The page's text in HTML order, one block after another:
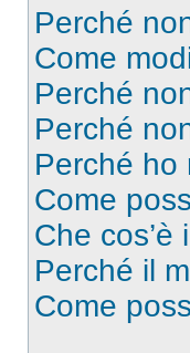
Perché
Come
Perché
Perché
Perché ho
Come
Che
Perché il
Come